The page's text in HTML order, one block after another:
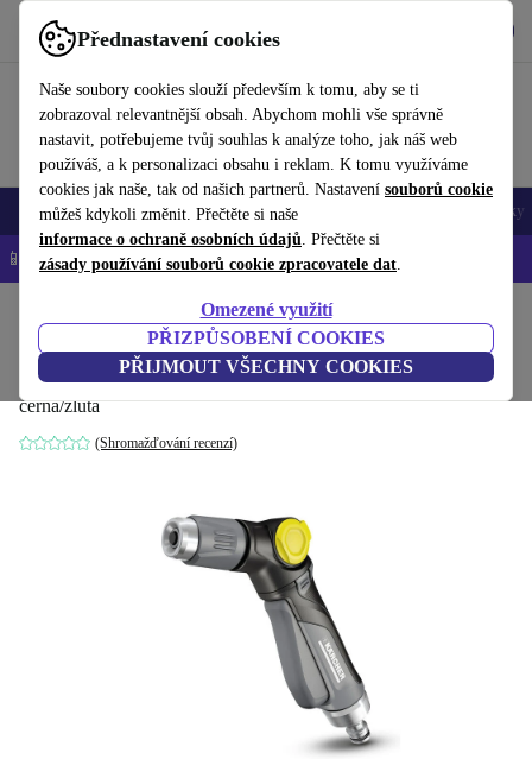
Přednastavení cookies
Naše soubory cookies slouží především k tomu, aby se ti
zobrazoval relevantnější obsah. Abychom mohli vše správně
nastavit, potřebujeme tvůj souhlas k analýze toho, jak náš web
používáš, a k personalizaci obsahu i reklam. K tomu využíváme
cookies jak naše, tak od našich partnerů. Nastavení souborů cookie
můžeš kdykoli změnit. Přečtěte si naše
informace o ochraně osobních údajů. Přečtěte si
zásady používání souborů cookie zpracovatele dat.
Omezené využití
PŘIZPŮSOBENÍ COOKIES
PŘIJMOUT VŠECHNY COOKIES
Používejte refurbed rychle a snadno
Mobily a smartphony Notebooky Tablety Doplňky
📱 -5 % NAVÍC na všechny iPhony – kód: IPHONEDEAL-
Zahradní nářadí
Kärcher Stříkací pistole na kov Premium
černá/žlutá
(Shromažďování recenzí)